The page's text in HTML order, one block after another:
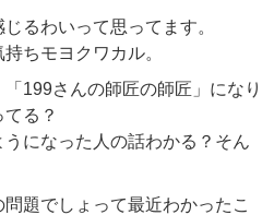
るわいって思ってます。
ちモヨクワカル。
199さんの師匠の師匠」になり
る？
になった人の話わかる？そん
題でしょって最近わかったこ